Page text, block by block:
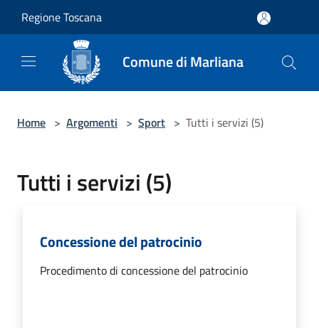
Regione Toscana
Comune di Marliana
Home > Argomenti > Sport > Tutti i servizi (5)
Tutti i servizi (5)
Concessione del patrocinio
Procedimento di concessione del patrocinio